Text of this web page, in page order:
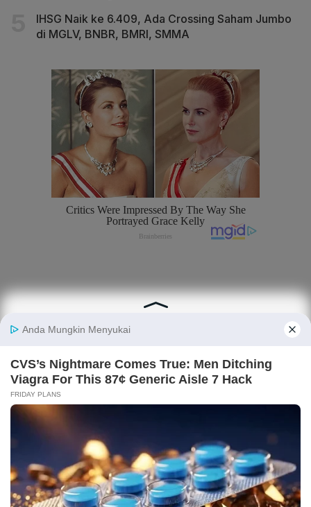
IHSG Naik ke 6.409, Ada Crossing Saham Jumbo
di MGLV, BNBR, BMRI, SMMA